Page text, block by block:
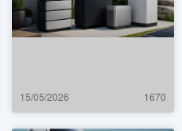
15/05/2026 1670